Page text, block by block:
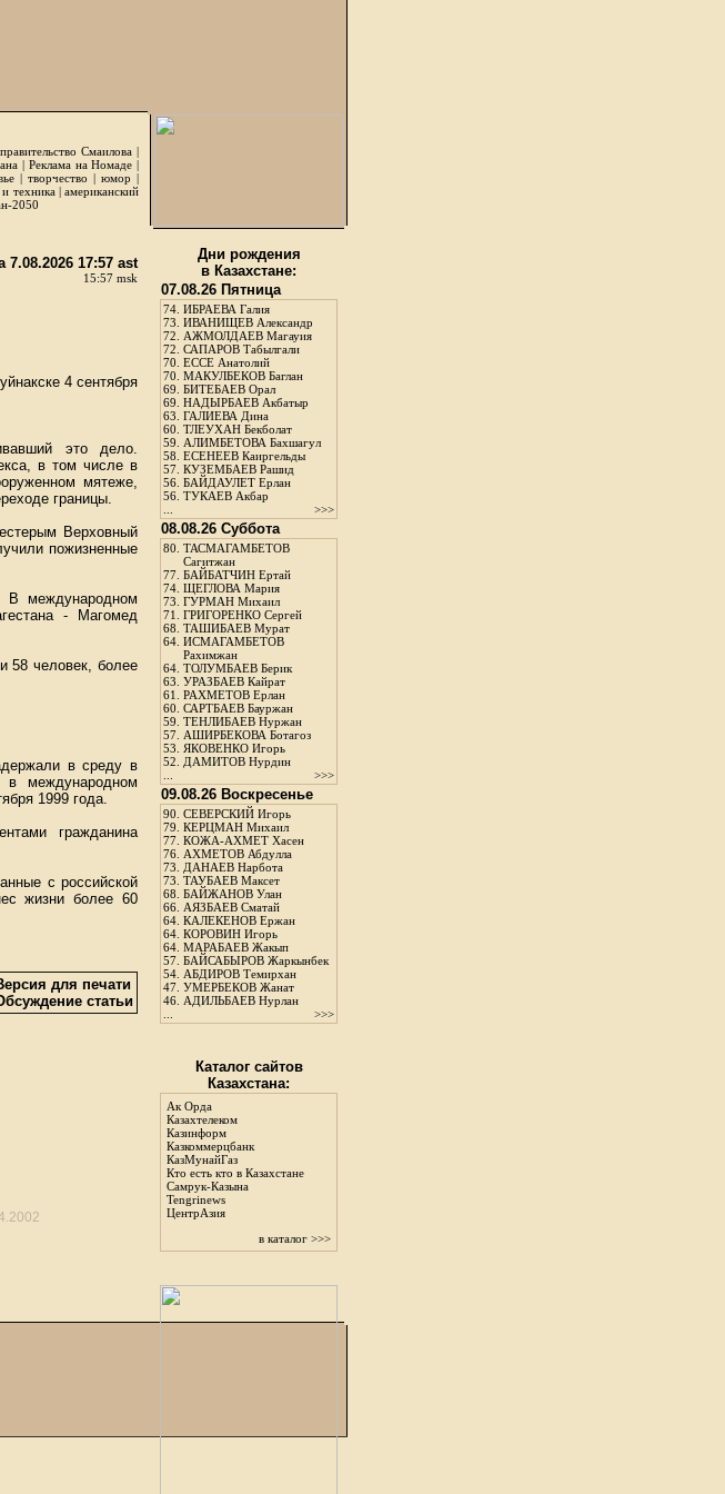
правительство Смаилова|
| Реклама на Номаде |
| творчество | юмор |
и техника|американский
2050
7.08.2026 17:57 ast
15:57 msk
4 сентября
это дело.
в том числе в
мятеже,
границы.
Верховный
пожизненные
В международном
- Магомед
58 человек, более
в среду в
в международном
1999 года.
гражданина
с российской
жизни более 60
для печати
статьи
Дни рождения
в Казахстане:
07.08.26 Пятница
74. ИБРАЕВА Галия
73. ИВАНИЩЕВ Александр
72. АЖМОЛДАЕВ Магауия
72. САПАРОВ Табылгали
70. ЕССЕ Анатолий
70. МАКУЛБЕКОВ Баглан
69. БИТЕБАЕВ Орал
69. НАДЫРБАЕВ Акбатыр
63. ГАЛИЕВА Дина
60. ТЛЕУХАН Бекболат
59. АЛИМБЕТОВА Бахшагул
58. ЕСЕНЕЕВ Каиргельды
57. КУЗЕМБАЕВ Рашид
56. БАЙДАУЛЕТ Ерлан
56. ТУКАЕВ Акбар
>>>
08.08.26 Суббота
80. ТАСМАГАМБЕТОВ
Сагитжан
77. БАЙБАТЧИН Ертай
74. ЩЕГЛОВА Мария
73. ГУРМАН Михаил
71. ГРИГОРЕНКО Сергей
68. ТАШИБАЕВ Мурат
64. ИСМАГАМБЕТОВ
Рахимжан
64. ТОЛУМБАЕВ Берик
63. УРАЗБАЕВ Кайрат
61. РАХМЕТОВ Ерлан
60. САРТБАЕВ Бауржан
59. ТЕНЛИБАЕВ Нуржан
57. АШИРБЕКОВА Ботагоз
53. ЯКОВЕНКО Игорь
52. ДАМИТОВ Нурдин
>>>
09.08.26 Воскресенье
90. СЕВЕРСКИЙ Игорь
79. КЕРЦМАН Михаил
77. КОЖА-АХМЕТ Хасен
76. АХМЕТОВ Абдулла
73. ДАНАЕВ Нарбота
73. ТАУБАЕВ Максет
68. БАЙЖАНОВ Улан
66. АЯЗБАЕВ Сматай
64. КАЛЕКЕНОВ Ержан
64. КОРОВИН Игорь
64. МАРАБАЕВ Жакып
57. БАЙСАБЫРОВ Жаркынбек
54. АБДИРОВ Темирхан
47. УМЕРБЕКОВ Жанат
46. АДИЛЬБАЕВ Нурлан
>>>
Каталог сайтов
Казахстана:
Ак Орда
Казахтелеком
Казинформ
Казкоммерцбанк
КазМунайГаз
Кто есть кто в Казахстане
Самрук-Казына
Tengrinews
ЦентрАзия
в каталог >>>